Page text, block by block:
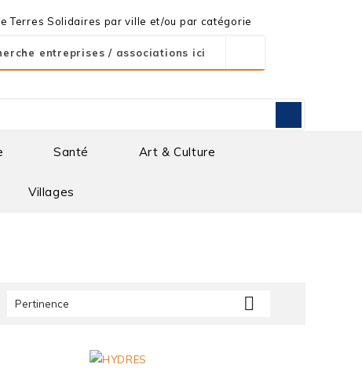
Terres Solidaires par ville et/ou par catégorie
Santé Art & Culture
Villages
Pertinence 